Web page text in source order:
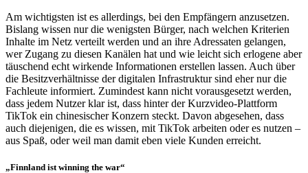
Am wich­tigs­ten ist es aller­dings, bei den Emp­fän­gern anzu­set­zen.
Bislang wissen nur die wenigs­ten Bürger, nach welchen Kri­te­rien
Inhalte im Netz ver­teilt werden und an ihre Adres­sa­ten gelan­gen,
wer Zugang zu diesen Kanälen hat und wie leicht sich erlo­gene aber
täu­schend echt wir­kende Infor­ma­tio­nen erstel­len lassen. Auch über
die Besitz­ver­hält­nisse der digi­ta­len Infra­struk­tur sind eher nur die
Fach­leute infor­miert. Zumin­dest kann nicht vor­aus­ge­setzt werden,
dass jedem Nutzer klar ist, dass hinter der Kurz­vi­deo-Platt­form
TikTok ein chi­ne­si­scher Konzern steckt. Davon abge­se­hen, dass
auch die­je­ni­gen, die es wissen, mit TikTok arbei­ten oder es nutzen –
aus Spaß, oder weil man damit eben viele Kunden erreicht.
„Finn­land ist winning the war“